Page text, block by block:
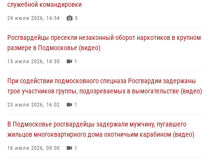
В Главном управлении Росгвардии по Московской области
образования региональной общественной организации ветеранов
войск правопорядка (видео)
30 июля 2026, 13:00 5
Росгвардейцы задержали нетрезвую автоледи в Подмосковье
30 июля 2026, 08:00
служебной командировки
24 июля 2026, 14:54 5
Росгвардейцы пресекли незаконный оборот наркотиков в крупном
размере в Подмосковье (видео)
15 июля 2026, 14:30 1
При содействии подмосковного спецназа Росгвардии задержаны
трое участников группы, подозреваемых в вымогательстве (видео)
23 июля 2026, 16:02 1
В Подмосковье росгвардейцы задержали мужчину, пугавшего
жильцов многоквартирного дома охотничьим карабином (видео)
16 июля 2026, 09:00 1